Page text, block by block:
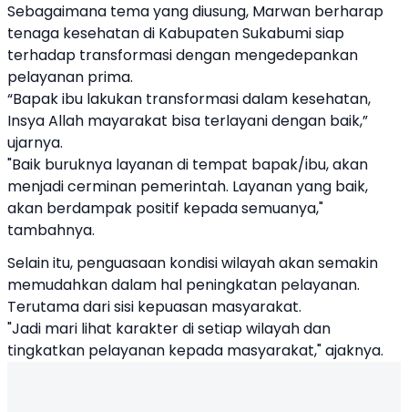
Sebagaimana tema yang diusung, Marwan berharap
tenaga kesehatan di Kabupaten Sukabumi siap
terhadap transformasi dengan mengedepankan
pelayanan prima.
“Bapak ibu lakukan transformasi dalam kesehatan,
Insya Allah mayarakat bisa terlayani dengan baik,”
ujarnya.
"Baik buruknya layanan di tempat bapak/ibu, akan
menjadi cerminan pemerintah. Layanan yang baik,
akan berdampak positif kepada semuanya,"
tambahnya.
Selain itu, penguasaan kondisi wilayah akan semakin
memudahkan dalam hal peningkatan pelayanan.
Terutama dari sisi kepuasan masyarakat.
"Jadi mari lihat karakter di setiap wilayah dan
tingkatkan pelayanan kepada masyarakat," ajaknya.